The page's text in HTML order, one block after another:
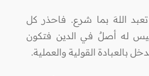
تعبد اللهَ بما شرع. فاحذر كل
له أصلٌ في الدين فتكون
بالعبادة القولية والعملية.